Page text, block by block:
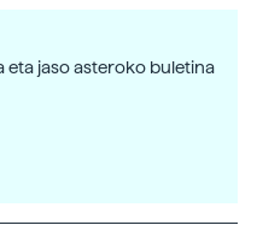
eta jaso asteroko buletina